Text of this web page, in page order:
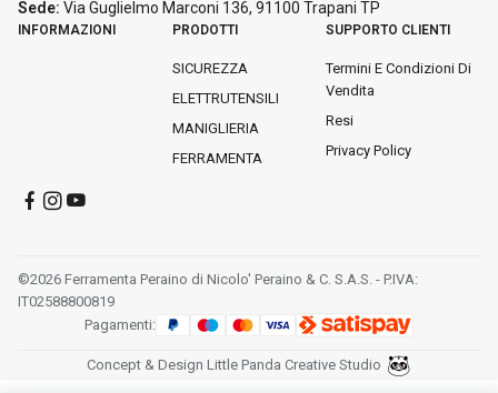
Sede: Via Guglielmo Marconi 136, 91100 Trapani TP
INFORMAZIONI PRODOTTI
SICUREZZA
ELETTRUTENSILI
MANIGLIERIA
FERRAMENTA
SUPPORTO CLIENTI
Termini E Condizioni Di
Vendita
Resi
Privacy Policy
©2026 Ferramenta Peraino di Nicolo' Peraino & C. S.A.S. - P.IVA:
IT02588800819
Pagamenti:
Concept & Design Little Panda Creative Studio